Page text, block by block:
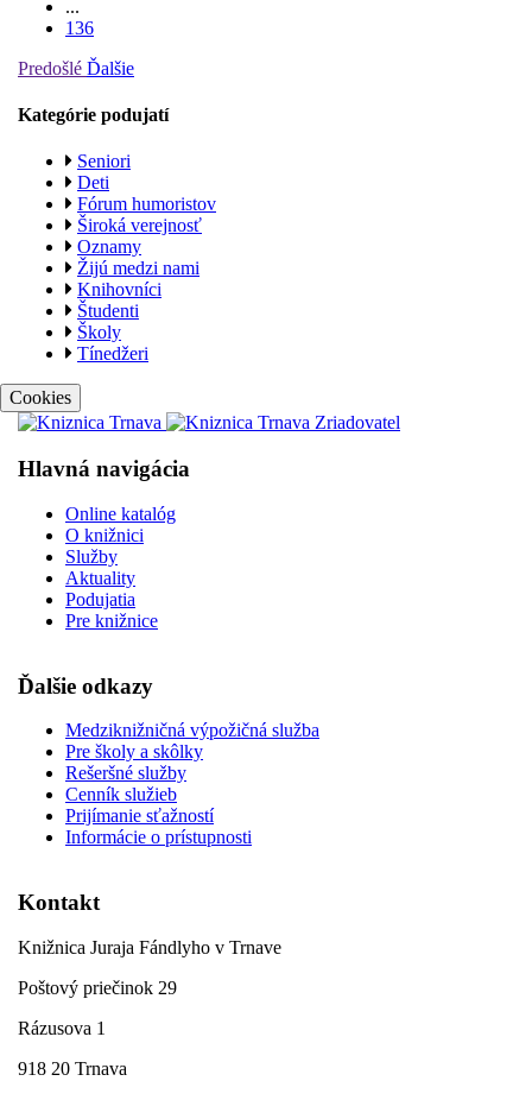
...
136
Predošlé Ďalšie
Kategórie podujatí
Seniori
Deti
Fórum humoristov
Široká verejnosť
Oznamy
Žijú medzi nami
Knihovníci
Študenti
Školy
Tínedžeri
Cookies
Hlavná navigácia
Online katalóg
O knižnici
Služby
Aktuality
Podujatia
Pre knižnice
Ďalšie odkazy
Medziknižničná výpožičná služba
Pre školy a skôlky
Rešeršné služby
Cenník služieb
Prijímanie sťažností
Informácie o prístupnosti
Kontakt
Knižnica Juraja Fándlyho v Trnave
Poštový priečinok 29
Rázusova 1
918 20 Trnava